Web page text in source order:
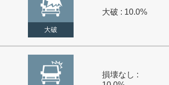
大破
大破 : 10.0%
損壊なし :